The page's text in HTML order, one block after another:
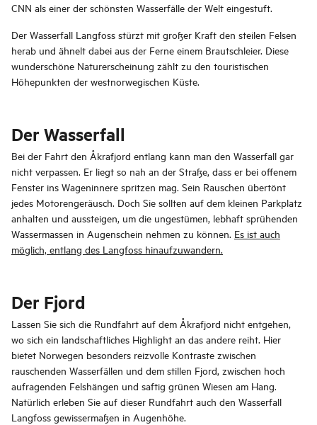
CNN als einer der schönsten Wasserfälle der Welt eingestuft.
Der Wasserfall Langfoss stürzt mit großer Kraft den steilen Felsen
herab und ähnelt dabei aus der Ferne einem Brautschleier. Diese
wunderschöne Naturerscheinung zählt zu den touristischen
Höhepunkten der westnorwegischen Küste.
Der Wasserfall
Bei der Fahrt den Åkrafjord entlang kann man den Wasserfall gar
nicht verpassen. Er liegt so nah an der Straße, dass er bei offenem
Fenster ins Wageninnere spritzen mag. Sein Rauschen übertönt
jedes Motorengeräusch. Doch Sie sollten auf dem kleinen Parkplatz
anhalten und aussteigen, um die ungestümen, lebhaft sprühenden
Wassermassen in Augenschein nehmen zu können. Es ist auch
möglich, entlang des Langfoss hinaufzuwandern.
Der Fjord
Lassen Sie sich die Rundfahrt auf dem Åkrafjord nicht entgehen,
wo sich ein landschaftliches Highlight an das andere reiht. Hier
bietet Norwegen besonders reizvolle Kontraste zwischen
rauschenden Wasserfällen und dem stillen Fjord, zwischen hoch
aufragenden Felshängen und saftig grünen Wiesen am Hang.
Natürlich erleben Sie auf dieser Rundfahrt auch den Wasserfall
Langfoss gewissermaßen in Augenhöhe.